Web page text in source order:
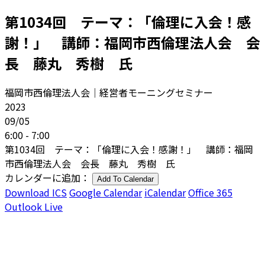
第1034回 テーマ：「倫理に入会！感
謝！」 講師：福岡市西倫理法人会 会
長 藤丸 秀樹 氏
福岡市西倫理法人会｜経営者モーニングセミナー
2023
09/05
6:00 - 7:00
第1034回 テーマ：「倫理に入会！感謝！」 講師：福岡
市西倫理法人会 会長 藤丸 秀樹 氏
カレンダーに追加：
Add To Calendar
Download ICSGoogle Calendar iCalendarOffice 365
Outlook Live